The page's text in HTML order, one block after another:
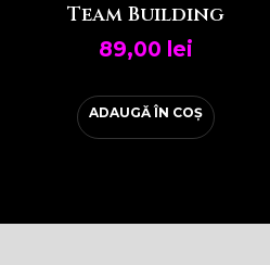
Team Building
89,00 lei
ADAUGĂ ÎN COȘ